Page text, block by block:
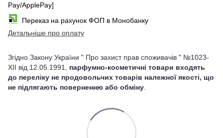
Pay/ApplePay]
Переказ на рахунок ФОП в Монобанку
Детальніше про оплату
Згідно Закону України " Про захист прав споживачів " №1023-
XII від 12.05.1991, парфумно-косметичні товари входять
до переліку не продовольчих товарів належної якості, що
не підлягають поверненню або обміну